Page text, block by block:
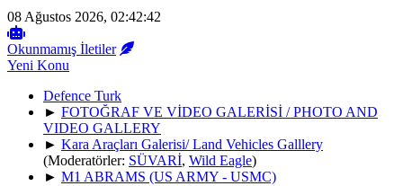
08 Ağustos 2026, 02:42:42
Okunmamış İletiler
Yeni Konu
Defence Turk
► FOTOĞRAF VE VİDEO GALERİSİ / PHOTO AND
VIDEO GALLERY
► Kara Araçları Galerisi/ Land Vehicles Galllery
(Moderatörler: SÜVARİ, Wild Eagle)
► M1 ABRAMS (US ARMY - USMC)